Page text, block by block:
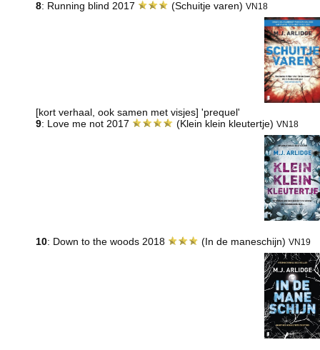
8: Running blind 2017 (Schuitje varen)VN18
[kort verhaal, ook samen met visjes] 'prequel'
9: Love me not 2017 (Klein klein kleutertje) VN18
10: Down to the woods 2018 (In de maneschijn)VN19